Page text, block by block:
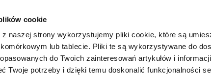
cookie
z naszej strony wykorzystujemy pliki cookie, które są
lub tablecie. Pliki te są wykorzystywane do
do Twoich zainteresowań artykułów i
Twoje potrzeby i dzięki temu doskonalić funkcjonalności
prywatnościPolitykaCookiesRegulaminUstawienia